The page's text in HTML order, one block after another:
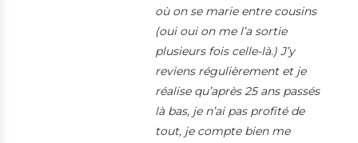
où on se marie entre cousins
(oui oui on me l’a sortie
plusieurs fois celle-là.) J’y
reviens régulièrement et je
réalise qu’après 25 ans passés
là bas, je n’ai pas profité de
tout, je compte bien me